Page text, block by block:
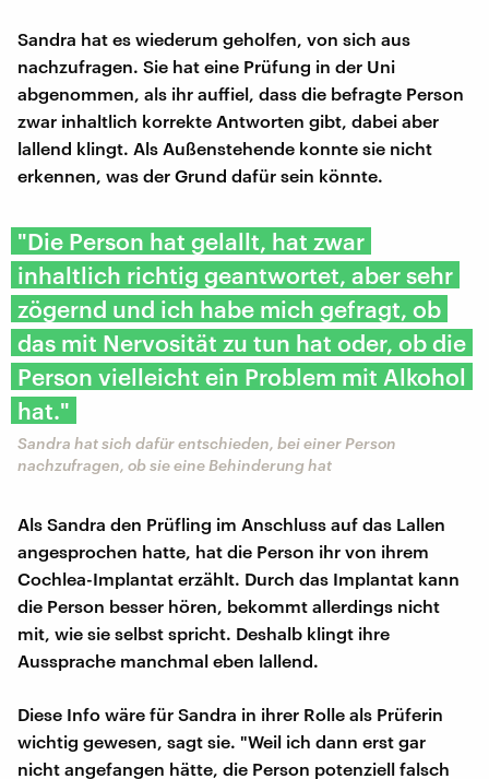
Sandra hat es wiederum geholfen, von sich aus
nachzufragen. Sie hat eine Prüfung in der Uni
abgenommen, als ihr auffiel, dass die befragte Person
zwar inhaltlich korrekte Antworten gibt, dabei aber
lallend klingt. Als Außenstehende konnte sie nicht
erkennen, was der Grund dafür sein könnte.
"Die Person hat gelallt, hat zwar
inhaltlich richtig geantwortet, aber sehr
zögernd und ich habe mich gefragt, ob
das mit Nervosität zu tun hat oder, ob die
Person vielleicht ein Problem mit Alkohol
hat."
Sandra hat sich dafür entschieden, bei einer Person
nachzufragen, ob sie eine Behinderung hat
Als Sandra den Prüfling im Anschluss auf das Lallen
angesprochen hatte, hat die Person ihr von ihrem
Cochlea-Implantat erzählt. Durch das Implantat kann
die Person besser hören, bekommt allerdings nicht
mit, wie sie selbst spricht. Deshalb klingt ihre
Aussprache manchmal eben lallend.
Diese Info wäre für Sandra in ihrer Rolle als Prüferin
wichtig gewesen, sagt sie. "Weil ich dann erst gar
nicht angefangen hätte, die Person potenziell falsch